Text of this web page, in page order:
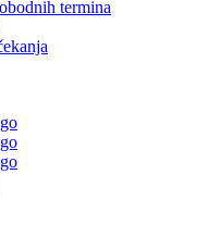
termina